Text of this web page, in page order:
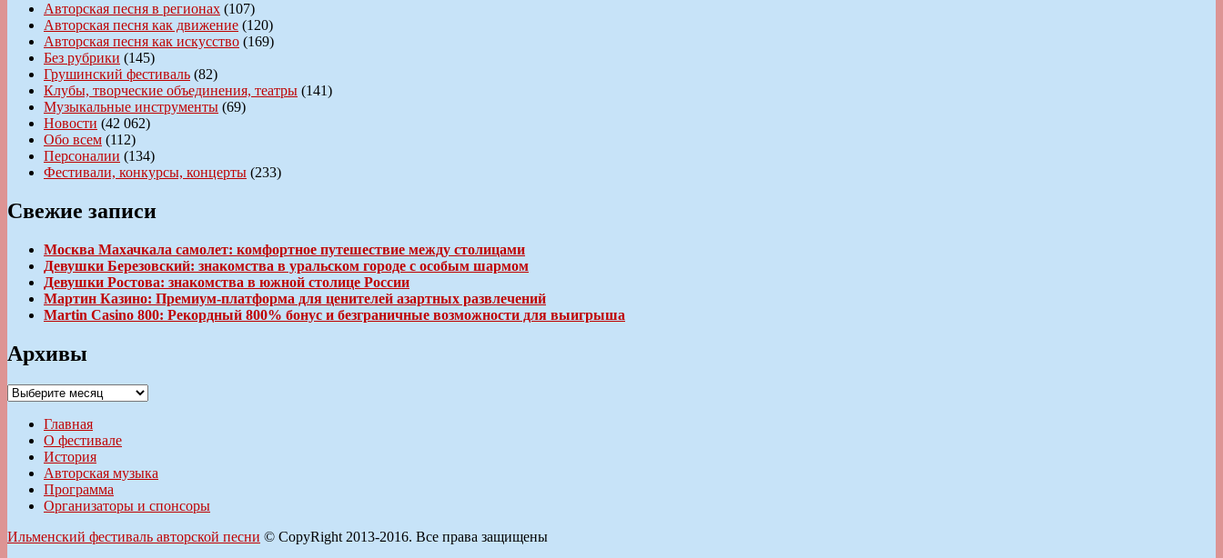
Авторская песня в регионах (107)
Авторская песня как движение (120)
Авторская песня как искусство (169)
Без рубрики (145)
Грушинский фестиваль (82)
Клубы, творческие объединения, театры (141)
Музыкальные инструменты (69)
Новости (42 062)
Обо всем (112)
Персоналии (134)
Фестивали, конкурсы, концерты (233)
Свежие записи
Москва Махачкала самолет: комфортное путешествие между столицами
Девушки Березовский: знакомства в уральском городе с особым шармом
Девушки Ростова: знакомства в южной столице России
Мартин Казино: Премиум-платформа для ценителей азартных развлечений
Martin Casino 800: Рекордный 800% бонус и безграничные возможности для выигрыша
Архивы
Архивы
Главная
О фестивале
История
Авторская музыка
Программа
Организаторы и спонсоры
Ильменский фестиваль авторской песни © CopyRight 2013-2016. Все права защищены